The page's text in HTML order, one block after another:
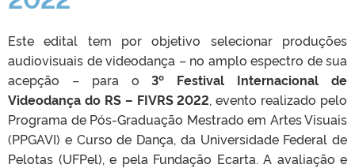
Este edital tem por objetivo selecionar produções
audiovisuais de videodança – no amplo espectro de sua
acepção – para o3º Festival Internacional de
Videodança do RS – FIVRS 2022, evento realizado pelo
Programa de Pós-Graduação Mestrado em Artes Visuais
(PPGAVI) e Curso de Dança, da Universidade Federal de
Pelotas (UFPel), e pela Fundação Ecarta. A avaliação e